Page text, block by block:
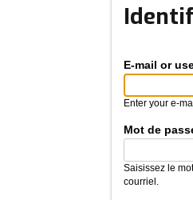
E-mail or
Enter your e-
Mot de
Saisissez le
courriel.